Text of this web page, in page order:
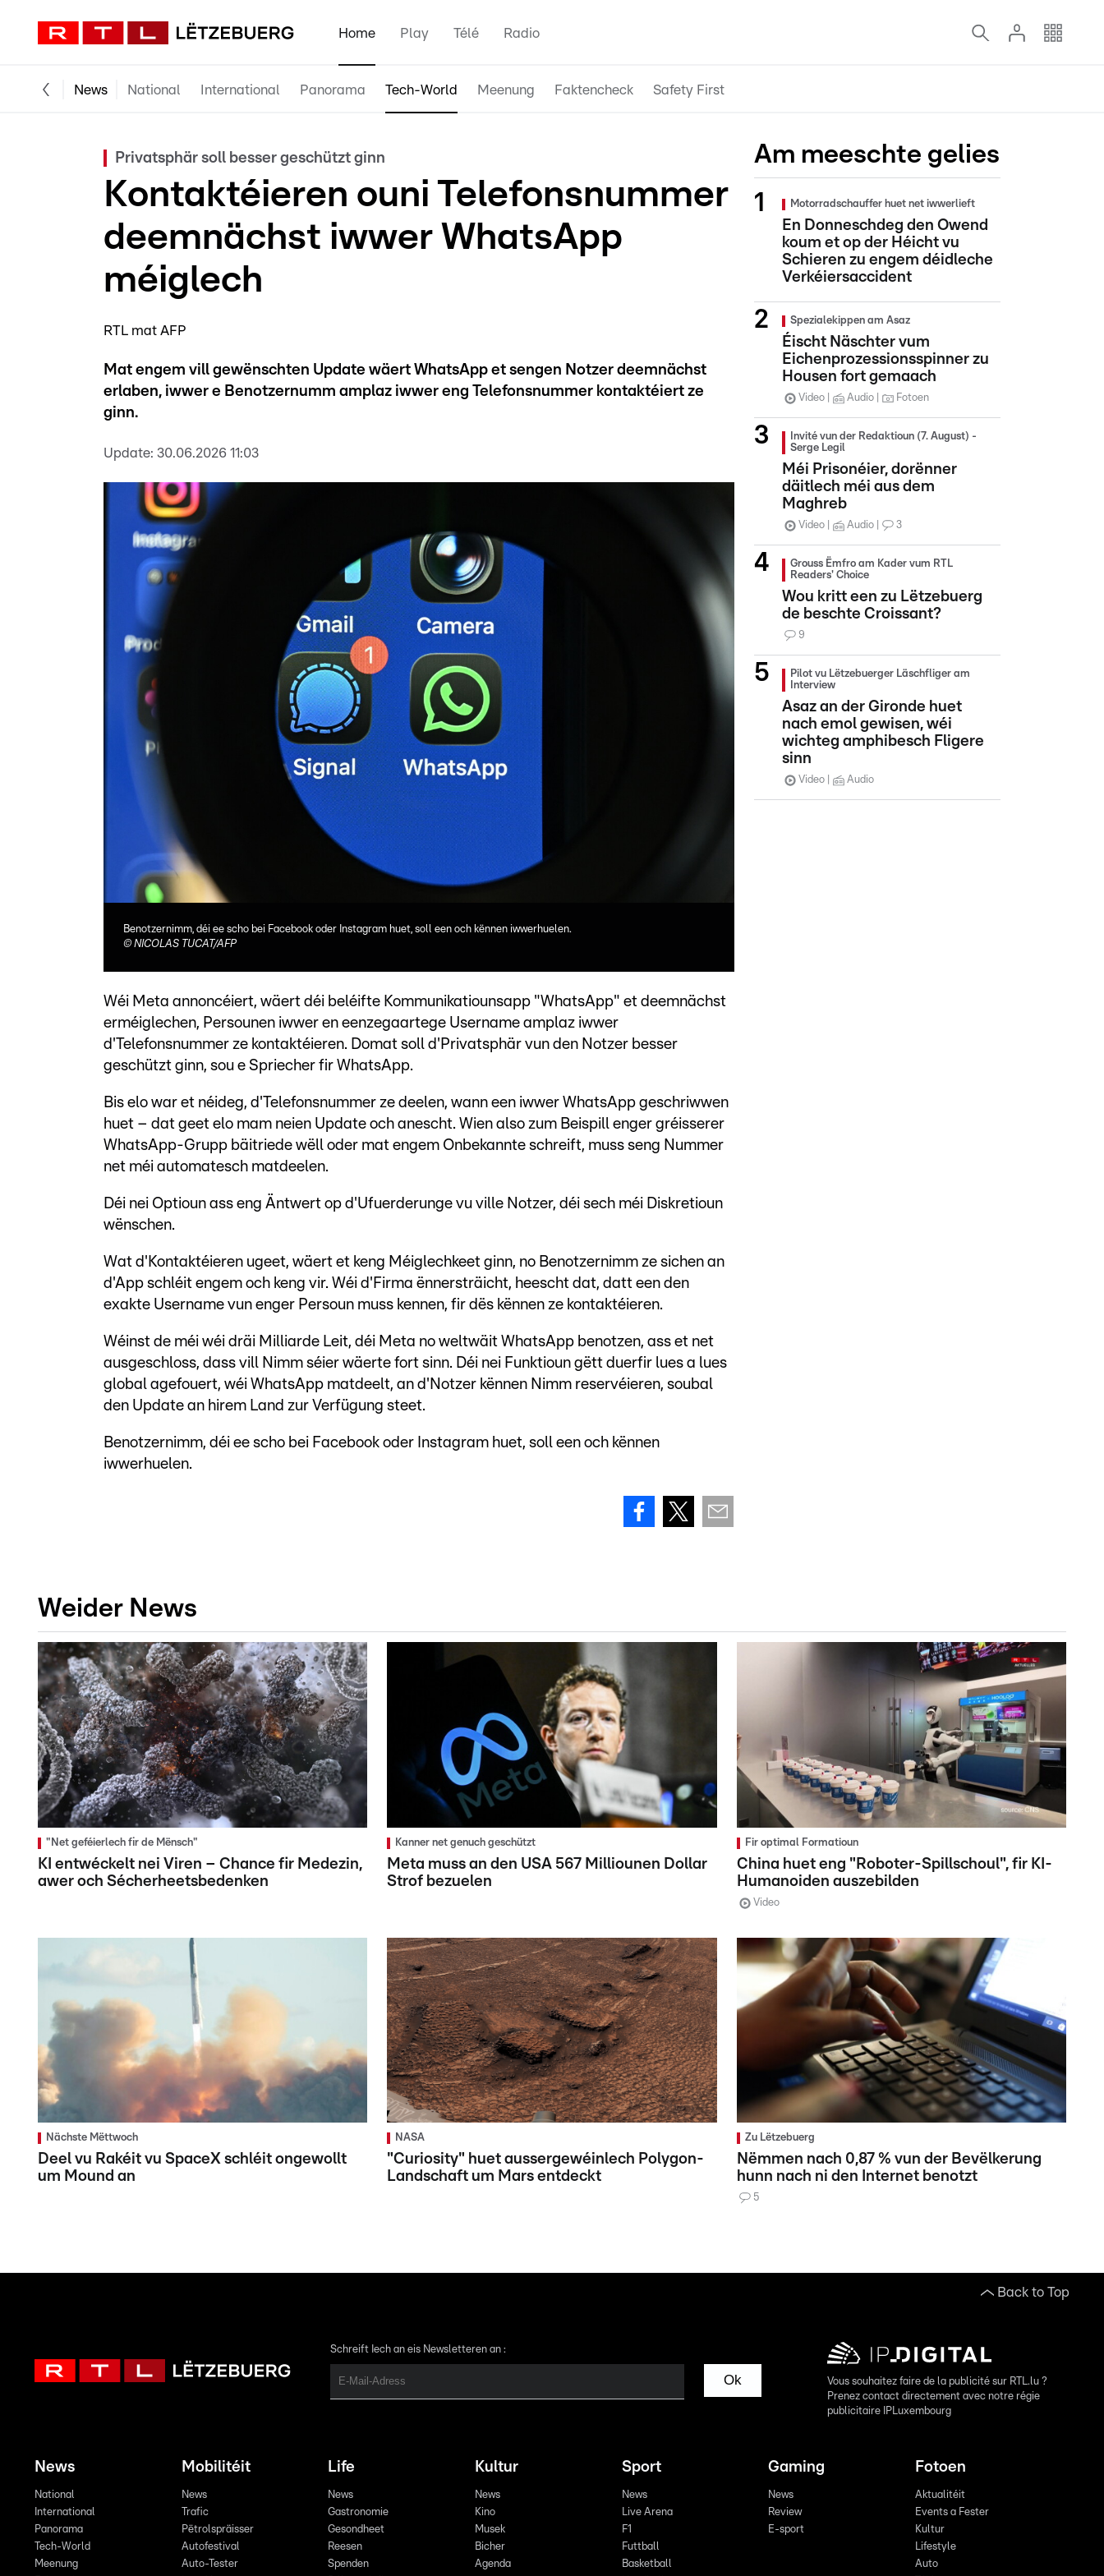
Home Play Télé Radio
News National International Panorama Tech-World Meenung Faktencheck Safety First
Privatsphär soll besser geschützt ginn
Kontaktéieren ouni Telefonsnummer
deemnächst iwwer WhatsApp
méiglech
RTL mat AFP
Mat engem vill gewënschten Update wäert WhatsApp et sengen Notzer deemnächst
erlaben, iwwer e Benotzernumm amplaz iwwer eng Telefonsnummer kontaktéiert ze
ginn.
Update: 30.06.2026 11:03
Benotzernimm, déi ee scho bei Facebook oder Instagram huet, soll een och kënnen iwwerhuelen.
© NICOLAS TUCAT/AFP
Wéi Meta annoncéiert, wäert déi beléifte Kommunikatiounsapp "WhatsApp" et deemnächst
erméiglechen, Persounen iwwer en eenzegaartege Username amplaz iwwer
d'Telefonsnummer ze kontaktéieren. Domat soll d'Privatsphär vun den Notzer besser
geschützt ginn, sou e Spriecher fir WhatsApp.
Bis elo war et néideg, d'Telefonsnummer ze deelen, wann een iwwer WhatsApp geschriwwen
huet – dat geet elo mam neien Update och anescht. Wien also zum Beispill enger gréisserer
WhatsApp-Grupp bäitriede wëll oder mat engem Onbekannte schreift, muss seng Nummer
net méi automatesch matdeelen.
Déi nei Optioun ass eng Äntwert op d'Ufuerderunge vu ville Notzer, déi sech méi Diskretioun
wënschen.
Wat d'Kontaktéieren ugeet, wäert et keng Méiglechkeet ginn, no Benotzernimm ze sichen an
d'App schléit engem och keng vir. Wéi d'Firma ënnersträicht, heescht dat, datt een den
exakte Username vun enger Persoun muss kennen, fir dës kënnen ze kontaktéieren.
Wéinst de méi wéi dräi Milliarde Leit, déi Meta no weltwäit WhatsApp benotzen, ass et net
ausgeschloss, dass vill Nimm séier wäerte fort sinn. Déi nei Funktioun gëtt duerfir lues a lues
global agefouert, wéi WhatsApp matdeelt, an d'Notzer kënnen Nimm reservéieren, soubal
den Update an hirem Land zur Verfügung steet.
Benotzernimm, déi ee scho bei Facebook oder Instagram huet, soll een och kënnen
iwwerhuelen.
Am meeschte gelies
Motorradschauffer huet net iwwerlieft
En Donneschdeg den Owend
koum et op der Héicht vu
Schieren zu engem déidleche
Verkéiersaccident
Spezialekippen am Asaz
Éischt Näschter vum
Eichenprozessionsspinner zu
Housen fort gemaach
Video Audio Fotoen
Invité vun der Redaktioun (7. August) -
Serge Legil
Méi Prisonéier, dorënner
däitlech méi aus dem
Maghreb
Video Audio 3
Grouss Ëmfro am Kader vum RTL
Readers' Choice
Wou kritt een zu Lëtzebuerg
de beschte Croissant?
9
Pilot vu Lëtzebuerger Läschfliger am
Interview
Asaz an der Gironde huet
nach emol gewisen, wéi
wichteg amphibesch Fligere
sinn
Video Audio
Weider News
"Net geféierlech fir de Mënsch"
KI entwéckelt nei Viren – Chance fir Medezin,
awer och Sécherheetsbedenken
Kanner net genuch geschützt
Meta muss an den USA 567 Milliounen Dollar
Strof bezuelen
Fir optimal Formatioun
China huet eng "Roboter-Spillschoul", fir KI-
Humanoiden auszebilden
Video
Nächste Mëttwoch
Deel vu Rakéit vu SpaceX schléit ongewollt
um Mound an
NASA
"Curiosity" huet aussergewéinlech Polygon-
Landschaft um Mars entdeckt
Zu Lëtzebuerg
Nëmmen nach 0,87 % vun der Bevëlkerung
hunn nach ni den Internet benotzt
5
Back to Top
Schreift Iech an eis Newsletteren an :
Ok
Vous souhaitez faire de la publicité sur RTL.lu ?
Prenez contact directement avec notre régie
publicitaire IPLuxembourg
News
National
International
Panorama
Tech-World
Meenung
Mobilitéit
News
Trafic
Pëtrolspräisser
Autofestival
Auto-Tester
Life
News
Gastronomie
Gesondheet
Reesen
Spenden
Kultur
News
Kino
Musek
Bicher
Agenda
Sport
News
Live Arena
F1
Futtball
Basketball
Gaming
News
Review
E-sport
Fotoen
Aktualitéit
Events a Fester
Kultur
Lifestyle
Auto